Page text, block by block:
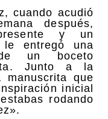
cuando acudió
después,
y un
entregó una
de un boceto
Junto a la
manuscrita que
inicial
rodando